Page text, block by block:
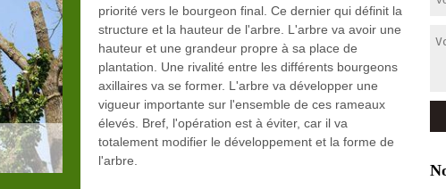
priorité vers le bourgeon final. Ce dernier qui définit la
structure et la hauteur de l'arbre. L'arbre va avoir une
hauteur et une grandeur propre à sa place de
plantation. Une rivalité entre les différents bourgeons
axillaires va se former. L'arbre va développer une
vigueur importante sur l'ensemble de ces rameaux
élevés. Bref, l'opération est à éviter, car il va
totalement modifier le développement et la forme de
l'arbre.